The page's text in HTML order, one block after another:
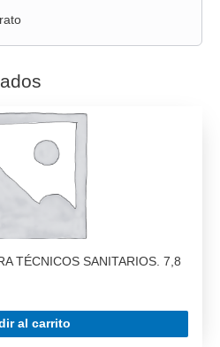
TÉCNICOS SANITARIOS. 7,8
al carrito